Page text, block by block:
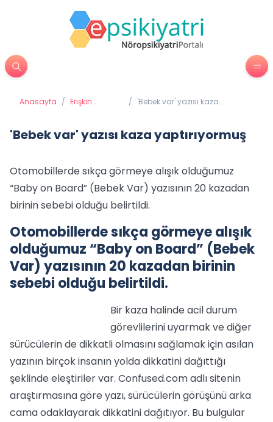
Anasayfa / Erişkin
/ 'Bebek var' yazısı kaza
'Bebek var' yazısı kaza yaptırıyormuş
Otomobillerde sıkça görmeye alışık olduğumuz
“Baby on Board” (Bebek Var) yazısının 20 kazadan
birinin sebebi olduğu belirtildi.
Otomobillerde sıkça görmeye alışık
olduğumuz “Baby on Board” (Bebek
Var) yazısının 20 kazadan birinin
sebebi olduğu belirtildi.
Bir kaza halinde acil durum
görevlilerini uyarmak ve diğer
sürücülerin de dikkatli olmasını sağlamak için asılan
yazının birçok insanın yolda dikkatini dağıttığı
şeklinde eleştiriler var. Confused.com adlı sitenin
araştırmasına göre yazı, sürücülerin görüşünü arka
cama odaklayarak dikkatini dağıtıyor. Bu bulgular